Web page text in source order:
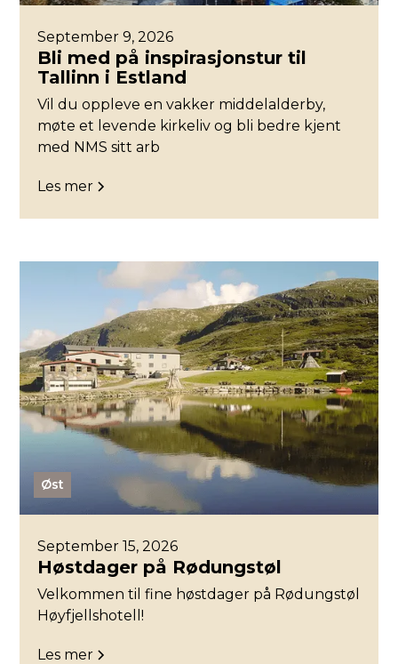
September 9, 2026
Bli med på inspirasjonstur til
Tallinn i Estland
Vil du oppleve en vakker middelalderby,
møte et levende kirkeliv og bli bedre kjent
med NMS sitt arb
Les mer
Øst
September 15, 2026
Høstdager på Rødungstøl
Velkommen til fine høstdager på Rødungstøl
Høyfjellshotell!
Les mer